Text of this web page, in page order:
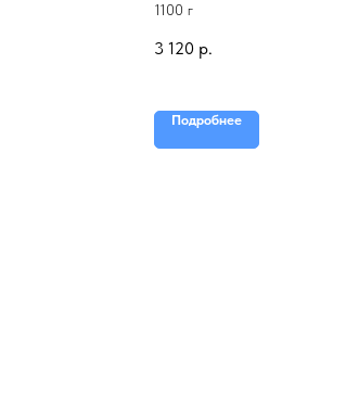
1100 г
3 120 р.
Подробнее